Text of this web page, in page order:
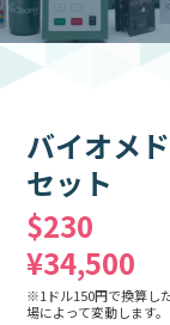
バイオメ
セット
$230
¥34,500
※1ドル150円で換算し
場によって変動します。